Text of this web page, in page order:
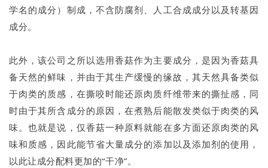
学名的成分）制成，不含防腐剂、人工合成成分以及转基因
成分。
此外，该公司之所以选用香菇作为主要成分，是因为香菇具
备天然的鲜味，并由于其生产缓慢的缘故，其天然具备类似
于肉类的质感，在撕咬时能还原肉质纤维带来的撕扯感，同
时由于其所含成分的原因，在煮熟后能散发类似于肉类的风
味。也就是说，仅香菇一种原料就能在多方面还原肉类的风
味和质感，因此能节省大量成分的添加以及添加剂的使用，
以此让成分配料更加的“干净”。